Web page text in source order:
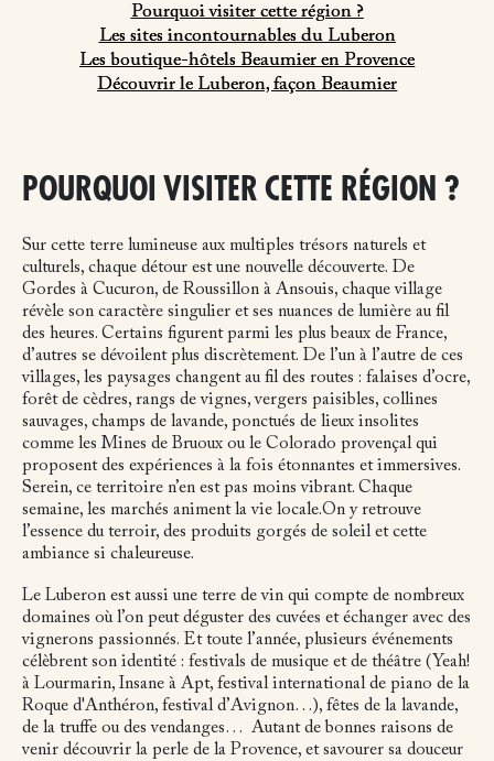
Pourquoi visiter cette région ?
Les sites incontournables du Luberon
Les boutique-hôtels Beaumier en Provence
Découvrir le Luberon, façon Beaumier
POURQUOI VISITER CETTE RÉGION ?
Sur cette terre lumineuse aux multiples trésors naturels et
culturels, chaque détour est une nouvelle découverte. De
Gordes à Cucuron, de Roussillon à Ansouis, chaque village
révèle son caractère singulier et ses nuances de lumière au fil
des heures. Certains figurent parmi les plus beaux de France,
d’autres se dévoilent plus discrètement. De l’un à l’autre de ces
villages, les paysages changent au fil des routes : falaises d’ocre,
forêt de cèdres, rangs de vignes, vergers paisibles, collines
sauvages, champs de lavande, ponctués de lieux insolites
comme les Mines de Bruoux ou le Colorado provençal qui
proposent des expériences à la fois étonnantes et immersives.
Serein, ce territoire n’en est pas moins vibrant. Chaque
semaine, les marchés animent la vie locale.On y retrouve
l’essence du terroir, des produits gorgés de soleil et cette
ambiance si chaleureuse.
Le Luberon est aussi une terre de vin qui compte de nombreux
domaines où l’on peut déguster des cuvées et échanger avec des
vignerons passionnés. Et toute l’année, plusieurs événements
célèbrent son identité : festivals de musique et de théâtre (Yeah!
à Lourmarin, Insane à Apt, festival international de piano de la
Roque d'Anthéron, festival d’Avignon…), fêtes de la lavande,
de la truffe ou des vendanges… Autant de bonnes raisons de
venir découvrir la perle de la Provence, et savourer sa douceur